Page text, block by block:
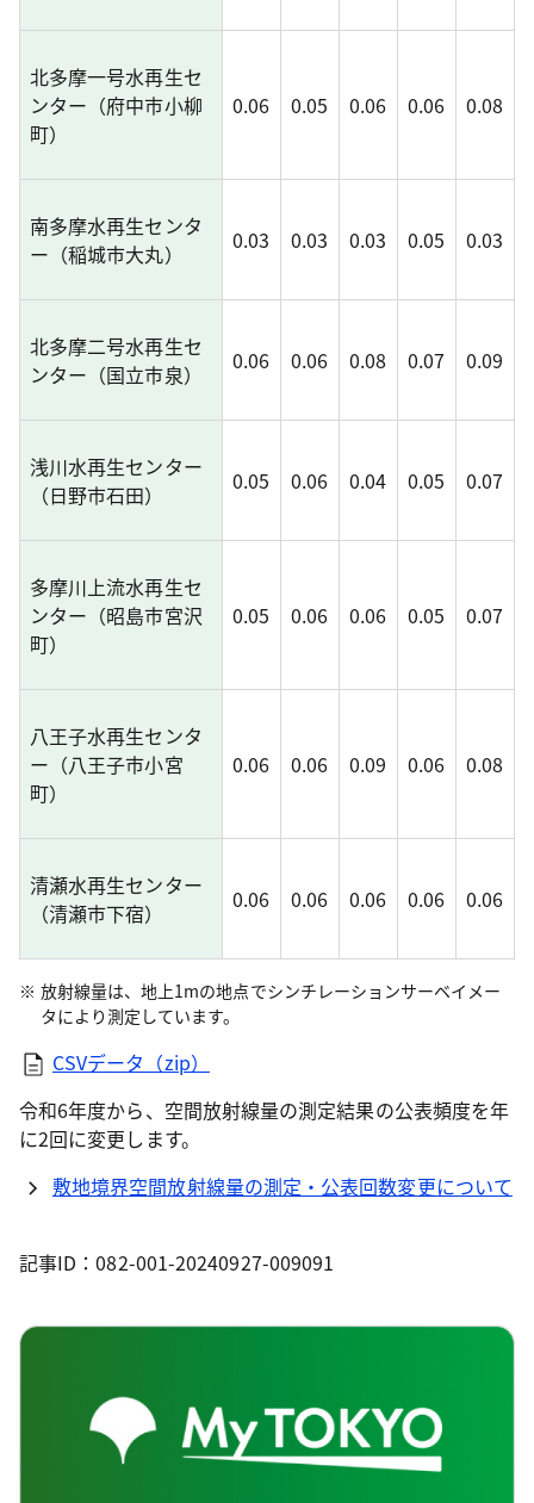
北多摩一号水再生セ
ンター（府中市小柳
町）
0.06 0.05 0.06 0.06 0.08
南多摩水再生センタ
ー（稲城市大丸）
0.03 0.03 0.03 0.05 0.03
北多摩二号水再生セ
ンター（国立市泉）
0.06 0.06 0.08 0.07 0.09
浅川水再生センター
（日野市石田）
0.05 0.06 0.04 0.05 0.07
多摩川上流水再生セ
ンター（昭島市宮沢
町）
0.05 0.06 0.06 0.05 0.07
八王子水再生センタ
ー（八王子市小宮
町）
0.06 0.06 0.09 0.06 0.08
清瀬水再生センター
（清瀬市下宿）
0.06 0.06 0.06 0.06 0.06
放射線量は、地上1mの地点でシンチレーションサーベイメー
タにより測定しています。
CSVデータ（zip）
令和6年度から、空間放射線量の測定結果の公表頻度を年
に2回に変更します。
敷地境界空間放射線量の測定・公表回数変更について
記事ID：082-001-20240927-009091